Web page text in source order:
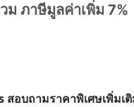
ม ภาษีมูลค่าเพิ่ม 7%
สอบถามราคาพิเศษเพิ่มเ